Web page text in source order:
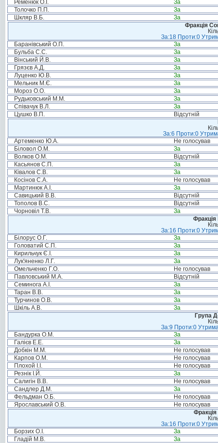
Ременюк О.І.
За
Толочко П.П.
За
Шкляр В.Б.
За
Фракція
За:18 Проти:0
Баранівський О.П.
За
Бульба С.С.
За
Вінський Й.В.
За
Грязєв А.Д.
За
Луценко Ю.В.
За
Мельник М.Є.
За
Мороз О.О.
За
Рудьковський М.М.
За
Співачук В.Л.
За
Цушко В.П.
Відсутній
За:6 Проти:0
Артеменко Ю.А.
Не голосував
Біловол О.М.
За
Волков О.М.
Відсутній
Касьянов С.П.
За
Ківалов С.В.
За
Косінов С.А.
Не голосував
Мартинюк А.І.
За
Савицький В.В.
Відсутній
Тополов В.С.
Відсутній
Чорновіл Т.В.
За
За:16 Проти:0
Білорус О.Г.
За
Головатий С.П.
За
Кирильчук Є.І.
За
Лук'яненко Л.Г.
За
Омельченко Г.О.
Не голосував
Павловський М.А.
Відсутній
Семинога А.І.
За
Таран В.В.
За
Турчинов О.В.
За
Шкіль А.В.
За
Група
За:9 Проти:0
Бандурка О.М.
За
Галієв Е.Е.
За
Добкін М.М.
Не голосував
Карпов О.М.
Не голосував
Плохой І.І.
Не голосував
Резнік І.Й.
За
Салигін В.В.
Не голосував
Сандлер Д.М.
За
Фельдман О.Б.
Не голосував
Ярославський О.В.
Не голосував
Фракція
За:16 Проти:0
Борзих О.І.
За
Гладій М.В.
За